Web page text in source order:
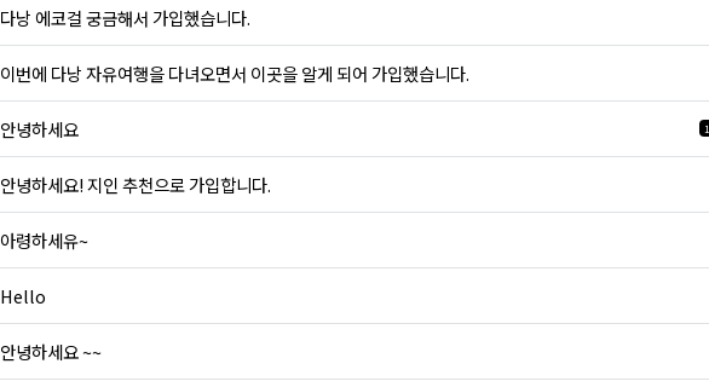
다낭 에코걸 궁금해서 가입했습니다.
이번에 다낭 자유여행을 다녀오면서 이곳을 알게 되어 가입했습니다.
안녕하세요 1
안녕하세요! 지인 추천으로 가입합니다.
아령하세유~
Hello
안녕하세요 ~~